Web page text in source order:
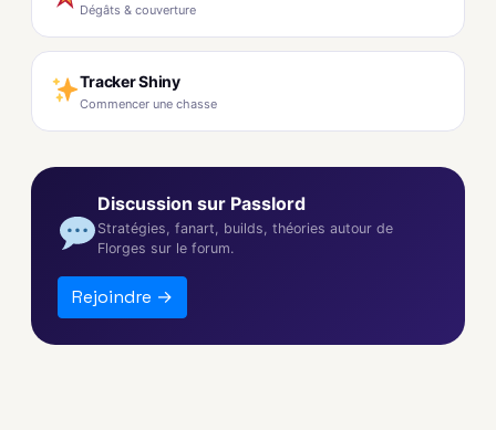
Dégâts & couverture
Tracker Shiny
Commencer une chasse
Discussion sur Passlord
Stratégies, fanart, builds, théories autour de
Florges sur le forum.
Rejoindre →